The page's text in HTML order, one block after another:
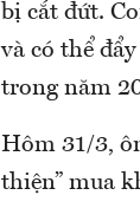
bị cắt đứt.
và có thể
trong năm
Hôm 31/3,
thiện” mua